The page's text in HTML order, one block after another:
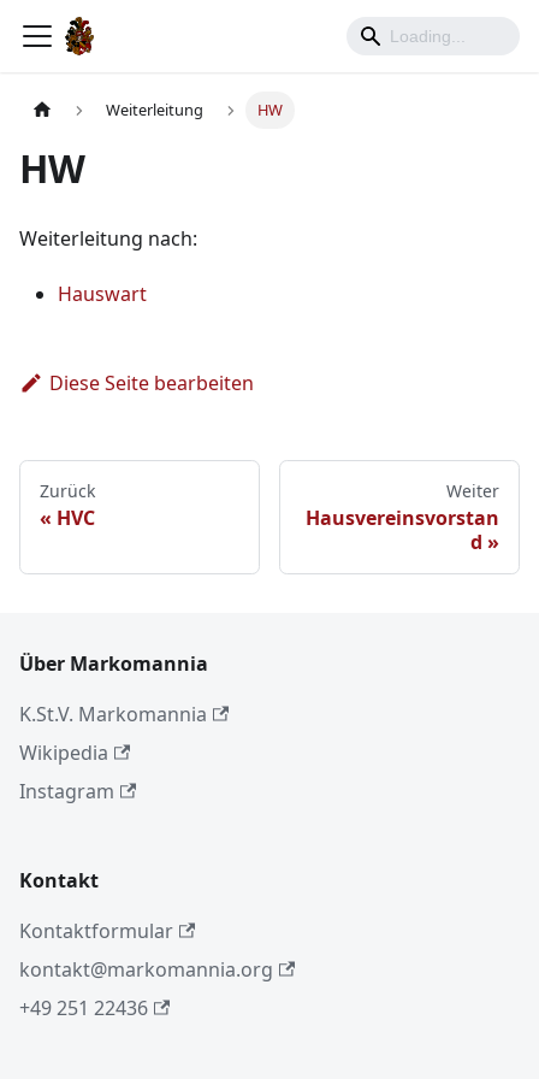
Weiterleitung HW
HW
Weiterleitung nach:
Hauswart
Diese Seite bearbeiten
Zurück
HVC
Weiter
Hausvereinsvorstan
d
Über Markomannia
K.St.V. Markomannia
Wikipedia
Instagram
Kontakt
Kontaktformular
kontakt@markomannia.org
+49 251 22436